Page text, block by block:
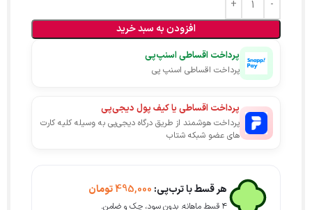
افزودن به سبد خرید
پرداخت اقساطی اسنپ‌پی
پرداخت اقساطی اسنپ پی
پرداخت اقساطی یا کیف پول دیجی‌پی
پرداخت هوشمند از طریق درگاه دیجی‌پی به وسیله کلیه کارت
های عضو شبکه شتاب
هر قسط با ترب‌پی: 495,000تومان
۴ قسط ماهانه. بدون سود، چک و ضامن.